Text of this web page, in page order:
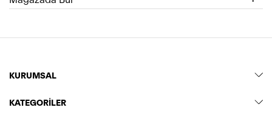
KURUMSAL
KATEGORİLER